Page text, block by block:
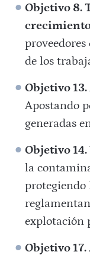
Objetivo 8.
de los
Objetivo
Apostando
generadas
Objetivo
la
protegiendo
explotación
Objetivo